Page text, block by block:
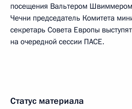
посещения Вальтером
Чечни председатель Комитета
секретарь Совета Европы
на очередной сессии ПАСЕ.
Статус материала